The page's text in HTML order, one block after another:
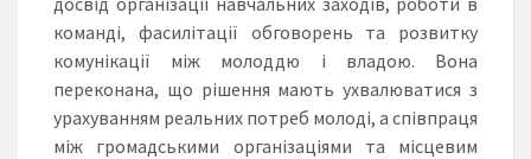
команді, фасилітації обговорень та розвитку
комунікації між молоддю і владою. Вона
переконана, що рішення мають ухвалюватися з
урахуванням реальних потреб молоді, а співпраця
між громадськими організаціями та місцевим